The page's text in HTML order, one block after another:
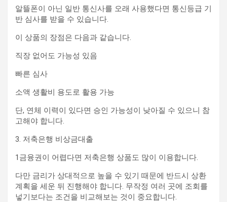
알뜰폰이 아닌 일반 통신사를 오래 사용했다면 통신등급 기
반 심사를 받을 수 있습니다.
이 상품의 장점은 다음과 같습니다.
직장 없어도 가능성 있음
빠른 심사
소액 생활비 용도로 활용 가능
단, 연체 이력이 있다면 승인 가능성이 낮아질 수 있으니 참
고해야 합니다.
3. 저축은행 비상금대출
1금융권이 어렵다면 저축은행 상품도 많이 이용합니다.
다만 금리가 상대적으로 높을 수 있기 때문에 반드시 상환
계획을 세운 뒤 진행해야 합니다. 무작정 여러 곳에 조회를
넣기보다는 조건을 비교해보는 것이 중요합니다.